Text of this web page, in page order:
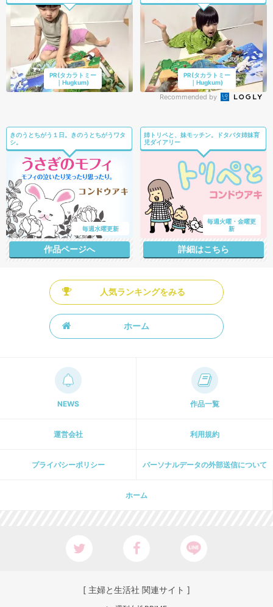
PR(タカラトミー
｜Hugkum)
PR(タカラトミー
｜Hugkum)
Recommended by
きのうとちがう１日。きのうとちがうワタ
シ。
毎週水曜更新
作品ページへ
姉トリペと、妹モッチン。ドタバタ姉妹育
児ダイアリー
毎週火曜・金曜更
新
詳細はこちら
人気ランキングをみる
ホーム
NEWS 作品一覧
運営会社 利用規約
プライパシーポリシー パーソナルデータの外部送信について
ホーム
[ 主婦と生活社 関連サイト ]